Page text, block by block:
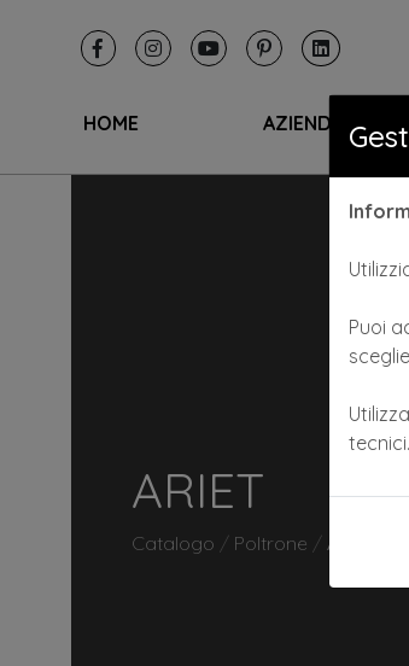
HOME AZIENDA
ARIET
Catalogo / Poltrone / ARIET
Puoi
tecnici.